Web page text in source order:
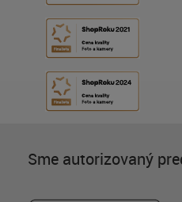
Sme autorizovaný